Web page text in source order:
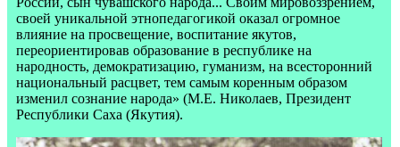
своей уникальной этнопедагогикой оказал огромное
влияние на просвещение, воспитание якутов,
переориентировав образование в республике на
народность, демократизацию, гуманизм, на всесторонний
национальный расцвет, тем самым коренным образом
изменил сознание народа» (М.Е. Николаев, Президент
Республики Саха (Якутия).